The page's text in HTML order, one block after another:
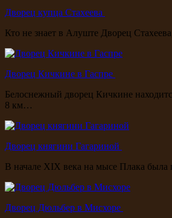
Дворец купца Стахеева
Кто не знает в Алуште Дворец
Дворец Кичкине в Гаспре
Белоснежный дворец Кичкине
8 км…
Дворец княгини Гагариной
В начале XIX века на мысе Плака была
Дворец Дюльбер в Мисхоре